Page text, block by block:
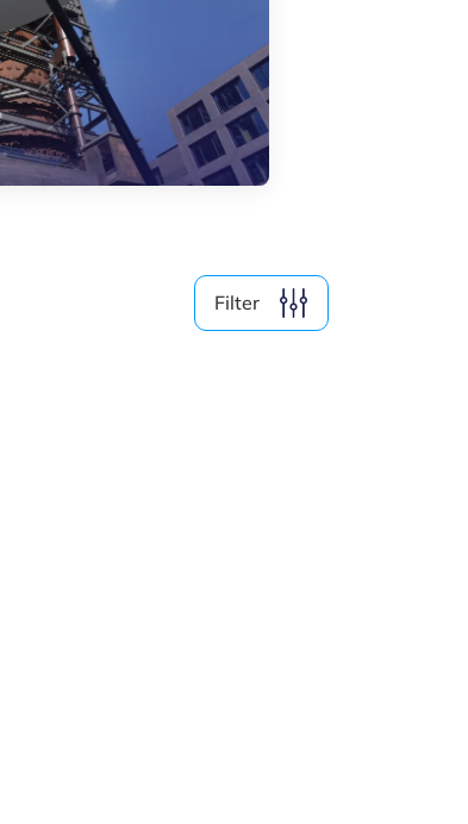
Filter
Nach Unterart filtern
Wissen (8)
Medien (4)